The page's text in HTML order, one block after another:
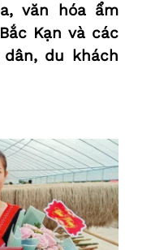
văn hóa ẩm
Kạn và các
du khách